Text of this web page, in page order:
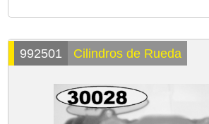
992501 Cilindros de Rueda